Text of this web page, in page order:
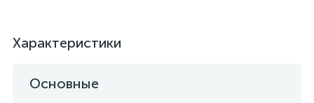
Характеристики
Основные